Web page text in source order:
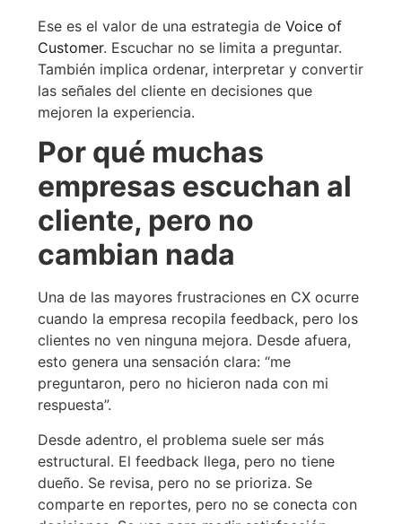
Ese es el valor de una estrategia de Voice of
Customer. Escuchar no se limita a preguntar.
También implica ordenar, interpretar y convertir
las señales del cliente en decisiones que
mejoren la experiencia.
Por qué muchas
empresas escuchan al
cliente, pero no
cambian nada
Una de las mayores frustraciones en CX ocurre
cuando la empresa recopila feedback, pero los
clientes no ven ninguna mejora. Desde afuera,
esto genera una sensación clara: “me
preguntaron, pero no hicieron nada con mi
respuesta”.
Desde adentro, el problema suele ser más
estructural. El feedback llega, pero no tiene
dueño. Se revisa, pero no se prioriza. Se
comparte en reportes, pero no se conecta con